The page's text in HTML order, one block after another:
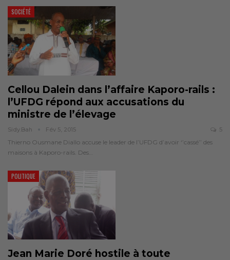
SOCIÉTÉ
Cellou Dalein dans l’affaire Kaporo-rails :
l’UFDG répond aux accusations du
ministre de l’élevage
Sidy.bah Fév 5, 2015 5
Thierno Ousmane Diallo accuse le leader de l’UFDG d’avoir ‘’cassé’’ des
maisons à Kaporo-rails. Des…
POLITIQUE
Jean Marie Doré hostile à toute